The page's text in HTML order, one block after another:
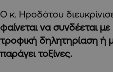
Ο κ. Ηροδότου
φαίνεται να συνδέεται
τροφική δηλητηρίαση ή
παράγει τοξίνες.